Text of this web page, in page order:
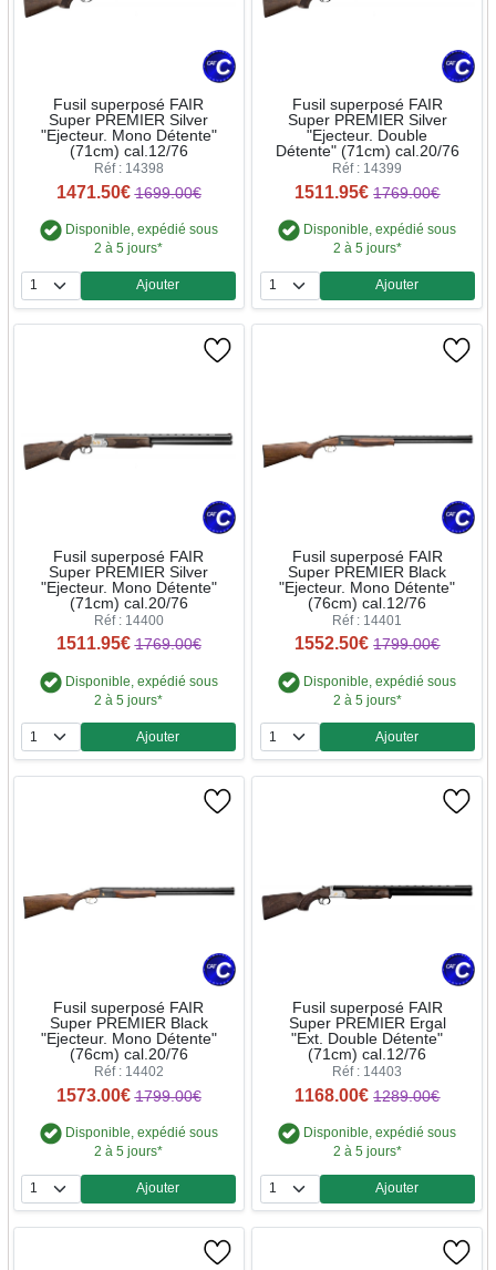
Fusil superposé FAIR
Super PREMIER Silver
"Ejecteur. Mono Détente"
(71cm) cal.12/76
Réf : 14398
1471.50€ 1699.00€
Disponible, expédié sous
2 à 5 jours*
Quantité
Ajouter
Fusil superposé FAIR
Super PREMIER Silver
"Ejecteur. Double
Détente" (71cm) cal.20/76
Réf : 14399
1511.95€ 1769.00€
Disponible, expédié sous
2 à 5 jours*
Quantité
Ajouter
Fusil superposé FAIR
Super PREMIER Silver
"Ejecteur. Mono Détente"
(71cm) cal.20/76
Réf : 14400
1511.95€ 1769.00€
Disponible, expédié sous
2 à 5 jours*
Quantité
Ajouter
Fusil superposé FAIR
Super PREMIER Black
"Ejecteur. Mono Détente"
(76cm) cal.12/76
Réf : 14401
1552.50€ 1799.00€
Disponible, expédié sous
2 à 5 jours*
Quantité
Ajouter
Fusil superposé FAIR
Super PREMIER Black
"Ejecteur. Mono Détente"
(76cm) cal.20/76
Réf : 14402
1573.00€ 1799.00€
Disponible, expédié sous
2 à 5 jours*
Quantité
Ajouter
Fusil superposé FAIR
Super PREMIER Ergal
"Ext. Double Détente"
(71cm) cal.12/76
Réf : 14403
1168.00€ 1289.00€
Disponible, expédié sous
2 à 5 jours*
Quantité
Ajouter